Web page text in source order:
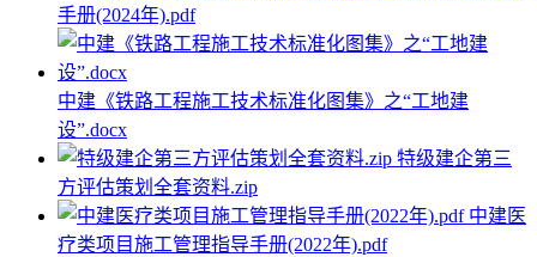
手册(2024年).pdf
中建《铁路工程施工技术标准化图集》之“工地建
设”.docx
特级建企第三
方评估策划全套资料.zip
中建医
疗类项目施工管理指导手册(2022年).pdf